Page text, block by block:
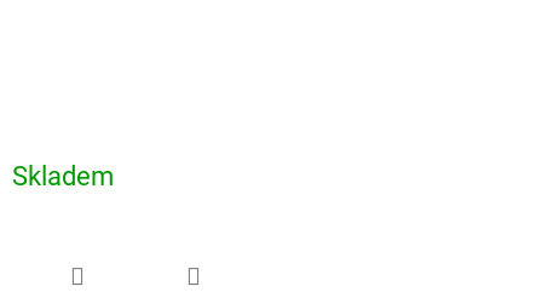
Skladem